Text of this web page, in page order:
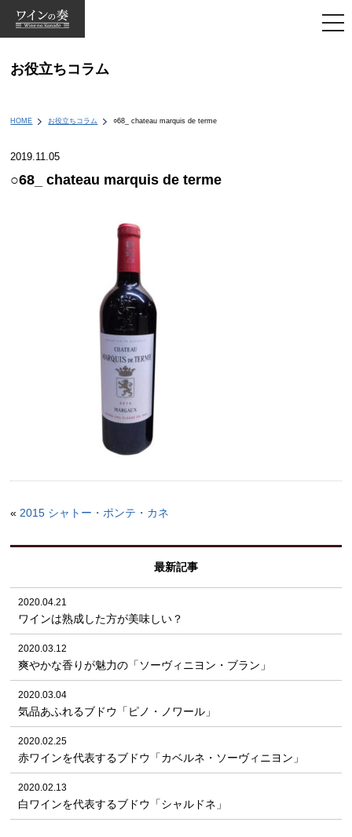
お役立ちコラム
HOME お役立ちコラム ○68_ chateau marquis de terme
2019.11.05
○68_ chateau marquis de terme
«2015 シャトー・ポンテ・カネ
最新記事
2020.04.21
ワインは熟成した方が美味しい？
2020.03.12
爽やかな香りが魅力の「ソーヴィニヨン・ブラン」
2020.03.04
気品あふれるブドウ「ピノ・ノワール」
2020.02.25
赤ワインを代表するブドウ「カベルネ・ソーヴィニヨン」
2020.02.13
白ワインを代表するブドウ「シャルドネ」